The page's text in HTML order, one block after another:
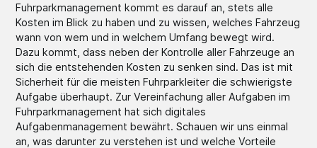
Fuhrparkmanagement kommt es darauf an, stets alle
Kosten im Blick zu haben und zu wissen, welches Fahrzeug
wann von wem und in welchem Umfang bewegt wird.
Dazu kommt, dass neben der Kontrolle aller Fahrzeuge an
sich die entstehenden Kosten zu senken sind. Das ist mit
Sicherheit für die meisten Fuhrparkleiter die schwierigste
Aufgabe überhaupt. Zur Vereinfachung aller Aufgaben im
Fuhrparkmanagement hat sich digitales
Aufgabenmanagement bewährt. Schauen wir uns einmal
an, was darunter zu verstehen ist und welche Vorteile